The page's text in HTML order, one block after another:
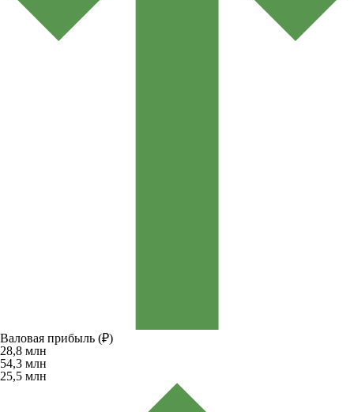
Валовая прибыль (₽)
28,8 млн
54,3 млн
25,5 млн